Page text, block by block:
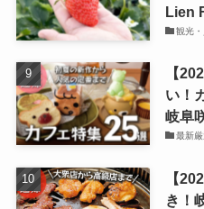
Lien
観光
【
い！
岐阜
最新
【
き！